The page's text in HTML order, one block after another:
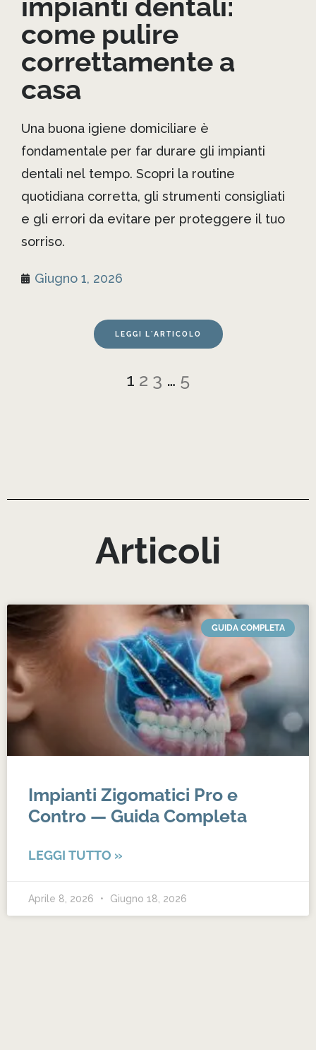
come pulire
correttamente a
casa
Una buona igiene domiciliare è
fondamentale per far durare gli impianti
dentali nel tempo. Scopri la routine
quotidiana corretta, gli strumenti consigliati
e gli errori da evitare per proteggere il tuo
sorriso.
Giugno 1, 2026
LEGGI L'ARTICOLO
1 2 3 … 5
Articoli
GUIDA COMPLETA
Impianti Zigomatici Pro e
Contro — Guida Completa
LEGGI TUTTO »
Aprile 8, 2026 Giugno 18, 2026